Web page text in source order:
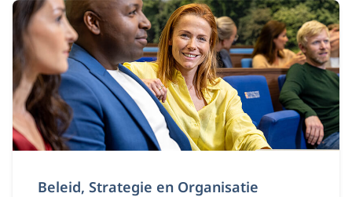
Beleid, Strategie en Organisatie